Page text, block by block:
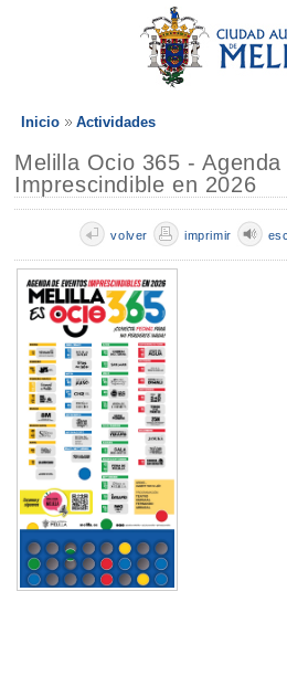
Inicio Actividades
Melilla Ocio 365 -
Imprescindible en 2026
imprimir
volver